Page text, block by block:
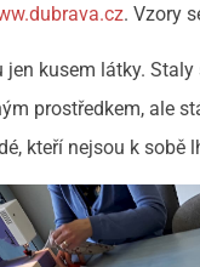
. Vzory
kusem látky.
prostředkem, ale
kteří nejsou k sobě